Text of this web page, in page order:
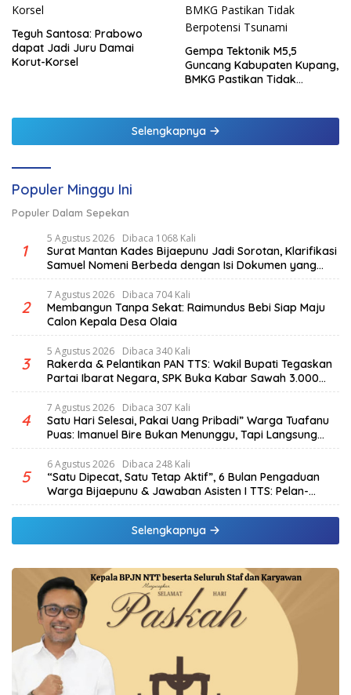
Teguh Santosa: Prabowo
dapat Jadi Juru Damai
Korut-Korsel
Gempa Tektonik M5,5
Guncang Kabupaten Kupang,
BMKG Pastikan Tidak
Selengkapnya
Populer Minggu Ini
Populer Dalam Sepekan
1
5 Agustus 2026 Dibaca 1068 Kali
Surat Mantan Kades Bijaepunu Jadi Sorotan, Klarifikasi
Samuel Nomeni Berbeda dengan Isi Dokumen yang
Beredar
2
7 Agustus 2026 Dibaca 704 Kali
Membangun Tanpa Sekat: Raimundus Bebi Siap Maju
Calon Kepala Desa Olaia
3
5 Agustus 2026 Dibaca 340 Kali
Rakerda & Pelantikan PAN TTS: Wakil Bupati Tegaskan
Partai Ibarat Negara, SPK Buka Kabar Sawah 3.000
Hektar & Larangan Politik Uang
4
7 Agustus 2026 Dibaca 307 Kali
Satu Hari Selesai, Pakai Uang Pribadi” Warga Tuafanu
Puas: Imanuel Bire Bukan Menunggu, Tapi Langsung
Bekerja
5
6 Agustus 2026 Dibaca 248 Kali
“Satu Dipecat, Satu Tetap Aktif”, 6 Bulan Pengaduan
Warga Bijaepunu & Jawaban Asisten I TTS: Pelan-
pelan, Tapi Pasti.
Selengkapnya